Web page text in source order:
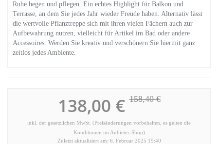
Ruhe hegen und pflegen. Ein echtes Highlight für Balkon und
Terrasse, an dem Sie jedes Jahr wieder Freude haben. Alternativ lässt
die wertvolle Pflanztreppe sich mit ihren vielen Fächern auch zur
Aufbewahrung nutzen, vielleicht für Artikel im Bad oder andere
Accessoires. Werden Sie kreativ und verschönern Sie hiermit ganz
zeitlos jedes Ambiente.
138,00 €158,40 €
inkl. der gesetzlichen MwSt. (Preisänderungen vorbehalten, es gelten die
Konditionen im Anbieter-Shop)
Zuletzt aktualisiert am: 6. Februar 2025 19:40